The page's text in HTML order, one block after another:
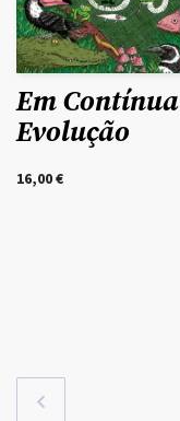
Em Contínua
Evolução
16,00€